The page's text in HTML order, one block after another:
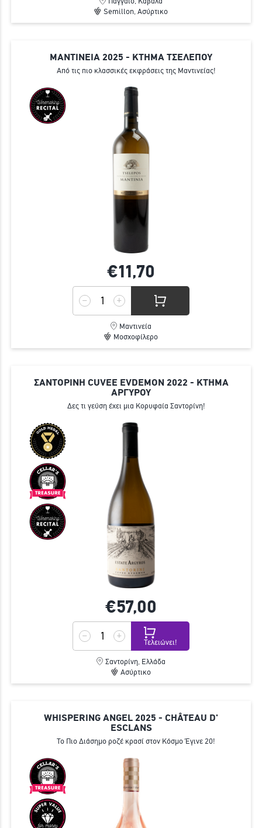
Semillon, Ασύρτικο
ΜΑΝΤΙΝΕΙΑ 2025 - ΚΤΗΜΑ ΤΣΕΛΕΠΟΥ
Από τις πιο κλασσικές εκφράσεις της Μαντινείας!
€11,70
Μαντινεία
Μοσχοφίλερο
ΣΑΝΤΟΡΙΝΗ CUVEE EVDEMON 2022 - ΚΤΗΜΑ
ΑΡΓΥΡΟΥ
Δες τι γεύση έχει μια Κορυφαία Σαντορίνη!
€57,00
Τελειώνει!
Σαντορίνη, Ελλάδα
Ασύρτικο
WHISPERING ANGEL 2025 - CHÂTEAU D'
ESCLANS
Το Πιο Διάσημο ροζέ κρασί στον Κόσμο Έγινε 20!